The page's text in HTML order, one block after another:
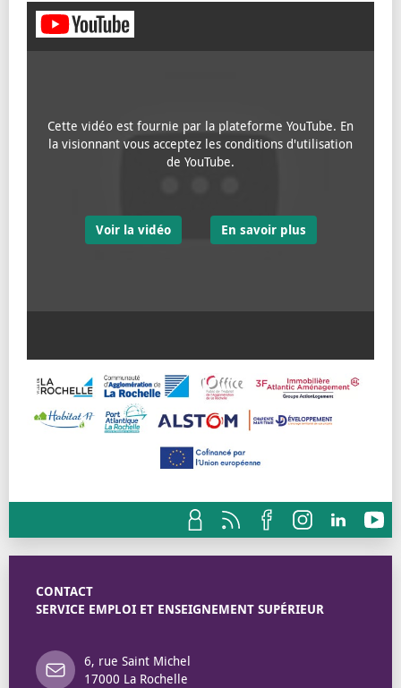
Cette vidéo est fournie par la plateforme YouTube. En
la visionnant vous acceptez les conditions d'utilisation
de YouTube.
Voir la vidéo En savoir plus
CONTACT
SERVICE EMPLOI ET ENSEIGNEMENT SUPÉRIEUR
6, rue Saint Michel
17000 La Rochelle